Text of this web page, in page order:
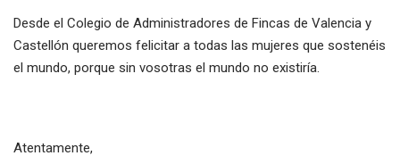
Desde el Colegio de Administradores de Fincas de Valencia y
Castellón queremos felicitar a todas las mujeres que sostenéis
el mundo, porque sin vosotras el mundo no existiría.
Atentamente,